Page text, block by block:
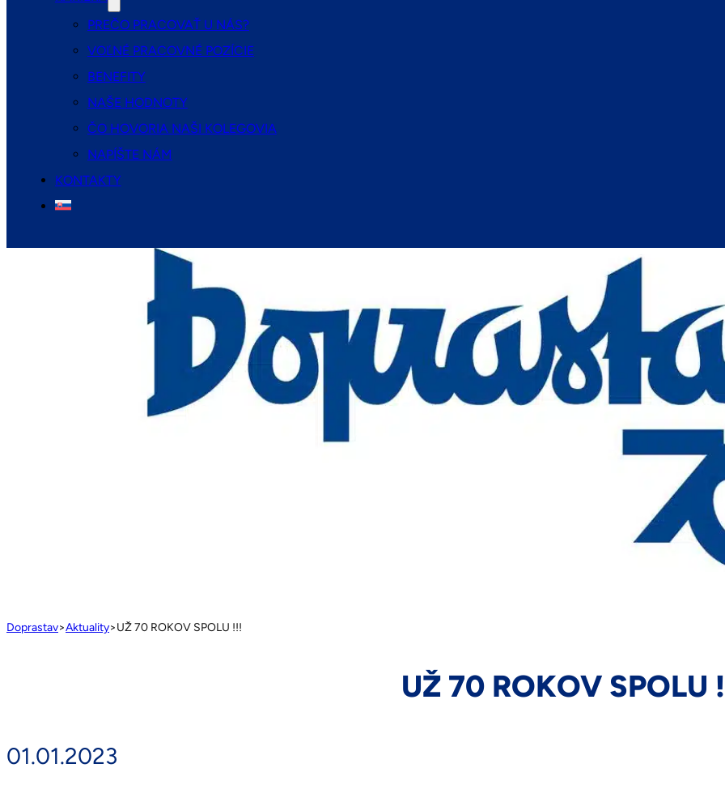
PREČO PRACOVAŤ U NÁS?
VOĽNÉ PRACOVNÉ POZÍCIE
BENEFITY
NAŠE HODNOTY
ČO HOVORIA NAŠI KOLEGOVIA
NAPÍŠTE NÁM
KONTAKTY
Doprastav>Aktuality>UŽ 70 ROKOV SPOLU !!!
UŽ 70 ROKOV SPOLU
01.01.2023